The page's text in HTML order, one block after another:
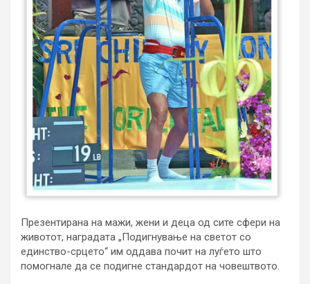
Презентирана на мажи, жени и деца од сите сфери на
животот, наградата „Подигнување на светот со
единство-срцето“ им оддава почит на луѓето што
помогнале да се подигне стандардот на човештвото.